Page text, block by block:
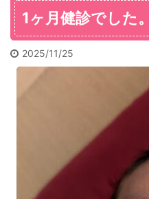
1ヶ月健診でした。
2025/11/25